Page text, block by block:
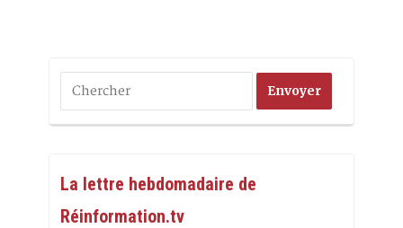
La lettre hebdomadaire de
Réinformation.tv